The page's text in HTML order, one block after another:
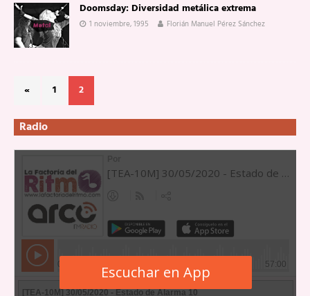
Doomsday: Diversidad metálica extrema
1 noviembre, 1995 Florián Manuel Pérez Sánchez
« 1 2
Radio